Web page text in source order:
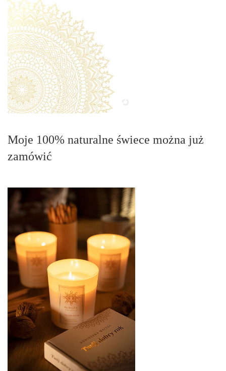
Moje 100% naturalne świece można już
zamówić